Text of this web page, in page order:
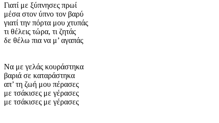
Γιατί με ξύπνησες πρωί
μέσα στον ύπνο τον βαρύ
γιατί την πόρτα μου χτυπάς
τι θέλεις τώρα, τι ζητάς
δε θέλω πια να μ’ αγαπάς
Να με γελάς κουράστηκα
βαριά σε καταράστηκα
απ’ τη ζωή μου πέρασες
με τσάκισες με γέρασες
με τσάκισες με γέρασες